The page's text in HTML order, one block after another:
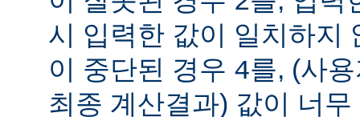
시 입력한 값이 일치하지
이 중단된 경우 4를, (사
최종 계산결과) 값이 너